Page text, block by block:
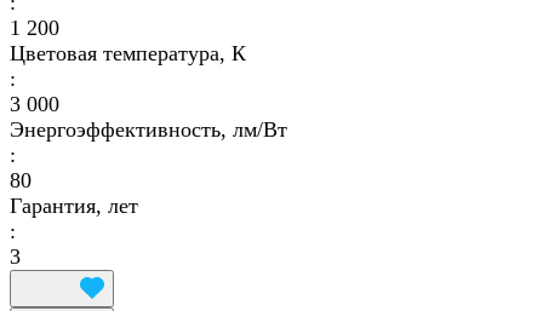
1 200
Цветовая температура, К
:
3 000
Энергоэффективность, лм/Вт
:
80
Гарантия, лет
:
3